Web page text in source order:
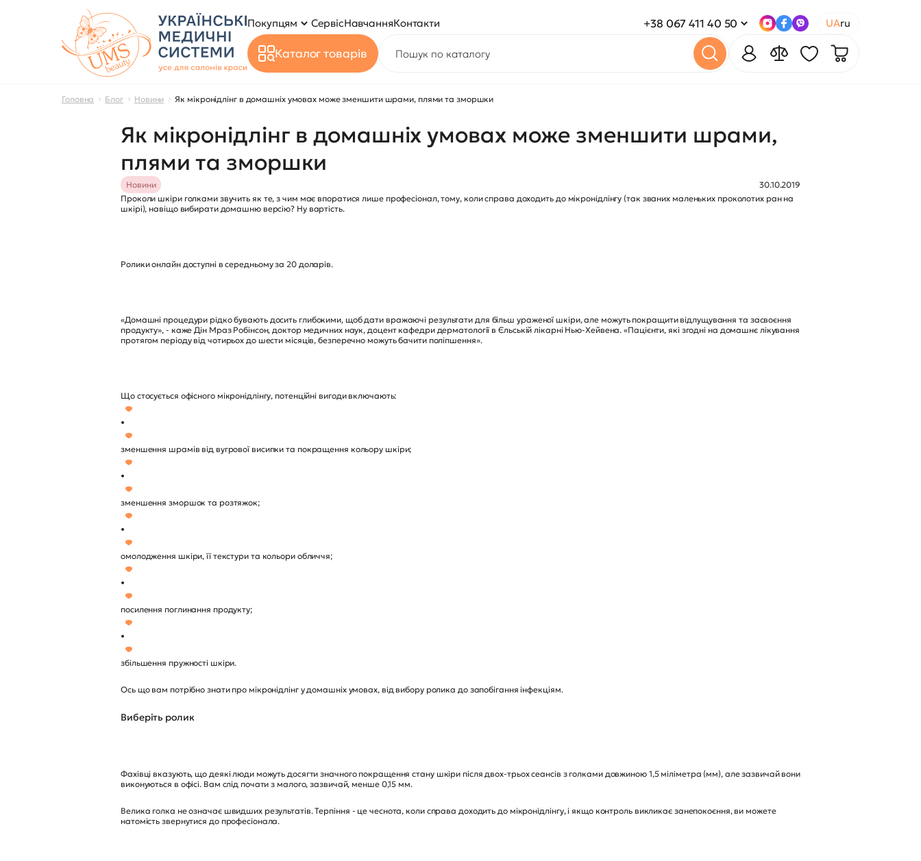
Покупцям СервісНавчанняКонтакти +38 067 411 40 50 UAru
Каталог товарів
Головна Блог Новини Як мікронідлінг в домашніх умовах може зменшити шрами, плями та зморшки
Як мікронідлінг в домашніх умовах може зменшити шрами,
плями та зморшки
Новини
30.10.2019
Проколи шкіри голками звучить як те, з чим має впоратися лише професіонал, тому, коли справа доходить до мікронідлінгу (так званих маленьких проколотих ран на
шкірі), навіщо вибирати домашню версію? Ну вартість.
Ролики онлайн доступні в середньому за 20 доларів.
«Домашні процедури рідко бувають досить глибокими, щоб дати вражаючі результати для більш ураженої шкіри, але можуть покращити відлущування та засвоєння
продукту», - каже Дін Мраз Робінсон, доктор медичних наук, доцент кафедри дерматології в Єльській лікарні Нью-Хейвена. «Пацієнти, які згодні на домашнє лікування
протягом періоду від чотирьох до шести місяців, безперечно можуть бачити поліпшення».
Що стосується офісного мікронідлінгу, потенційні вигоди включають:
•
зменшення шрамів від вугрової висипки та покращення кольору шкіри;
•
зменшення зморшок та розтяжок;
•
омолодження шкіри, її текстури та кольори обличчя;
•
посилення поглинання продукту;
•
збільшення пружності шкіри.
Ось що вам потрібно знати про мікронідлінг у домашніх умовах, від вибору ролика до запобігання інфекціям.
Виберіть ролик
Фахівці вказують, що деякі люди можуть досягти значного покращення стану шкіри після двох-трьох сеансів з голками довжиною 1,5 міліметра (мм), але зазвичай вони
виконуються в офісі. Вам слід почати з малого, зазвичай, менше 0,15 мм.
Велика голка не означає швидших результатів. Терпіння - це чеснота, коли справа доходить до мікронідлінгу, і якщо контроль викликає занепокоєння, ви можете
натомість звернутися до професіонала.